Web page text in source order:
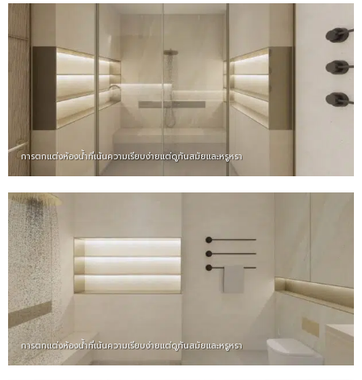
การตกแต่งห้องน้ำที่เน้นความเรียบง่ายแต่ดูทันสมัยและหรูหรา
การตกแต่งห้องน้ำที่เน้นความเรียบง่ายแต่ดูทันสมัยและหรูหรา